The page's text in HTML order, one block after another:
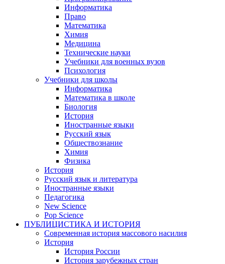
Информатика
Право
Математика
Химия
Медицина
Технические науки
Учебники для военных вузов
Психология
Учебники для школы
Информатика
Математика в школе
Биология
История
Иностранные языки
Русский язык
Обществознание
Химия
Физика
История
Русский язык и литература
Иностранные языки
Педагогика
New Science
Pop Science
ПУБЛИЦИСТИКА И ИСТОРИЯ
Современная история массового насилия
История
История России
История зарубежных стран